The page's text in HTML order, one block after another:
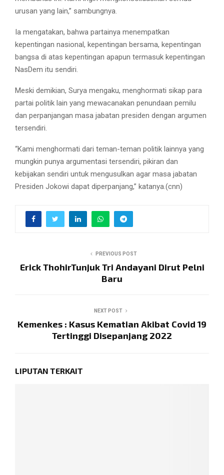
urusan yang lain,” sambungnya.
Ia mengatakan, bahwa partainya menempatkan
kepentingan nasional, kepentingan bersama, kepentingan
bangsa di atas kepentingan apapun termasuk kepentingan
NasDem itu sendiri.
Meski demikian, Surya mengaku, menghormati sikap para
partai politik lain yang mewacanakan penundaan pemilu
dan perpanjangan masa jabatan presiden dengan argumen
tersendiri.
“Kami menghormati dari teman-teman politik lainnya yang
mungkin punya argumentasi tersendiri, pikiran dan
kebijakan sendiri untuk mengusulkan agar masa jabatan
Presiden Jokowi dapat diperpanjang,” katanya.(cnn)
PREVIOUS POST
Erick ThohirTunjuk Tri Andayani Dirut Pelni
Baru
NEXT POST
Kemenkes : Kasus Kematian Akibat Covid 19
Tertinggi Disepanjang 2022
LIPUTAN TERKAIT